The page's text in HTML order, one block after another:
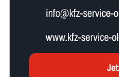
i​n​f​o​@kfz-service-
www.kfz-service-